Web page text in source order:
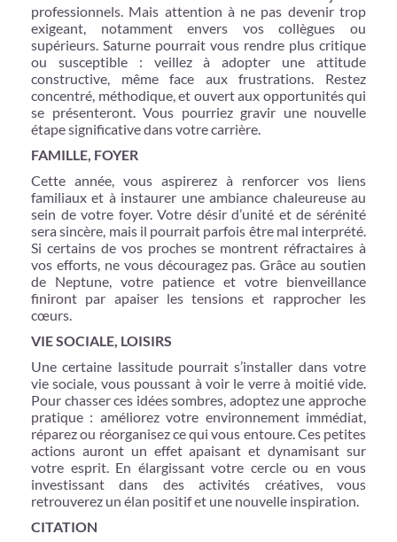
professionnels. Mais attention à ne pas devenir trop
exigeant, notamment envers vos collègues ou
supérieurs. Saturne pourrait vous rendre plus critique
ou susceptible : veillez à adopter une attitude
constructive, même face aux frustrations. Restez
concentré, méthodique, et ouvert aux opportunités qui
se présenteront. Vous pourriez gravir une nouvelle
étape significative dans votre carrière.
FAMILLE, FOYER
Cette année, vous aspirerez à renforcer vos liens
familiaux et à instaurer une ambiance chaleureuse au
sein de votre foyer. Votre désir d’unité et de sérénité
sera sincère, mais il pourrait parfois être mal interprété.
Si certains de vos proches se montrent réfractaires à
vos efforts, ne vous découragez pas. Grâce au soutien
de Neptune, votre patience et votre bienveillance
finiront par apaiser les tensions et rapprocher les
cœurs.
VIE SOCIALE, LOISIRS
Une certaine lassitude pourrait s’installer dans votre
vie sociale, vous poussant à voir le verre à moitié vide.
Pour chasser ces idées sombres, adoptez une approche
pratique : améliorez votre environnement immédiat,
réparez ou réorganisez ce qui vous entoure. Ces petites
actions auront un effet apaisant et dynamisant sur
votre esprit. En élargissant votre cercle ou en vous
investissant dans des activités créatives, vous
retrouverez un élan positif et une nouvelle inspiration.
CITATION